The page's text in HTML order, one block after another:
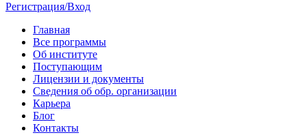
Регистрация/Вход
Главная
Все программы
Об институте
Поступающим
Лицензии и документы
Сведения об обр. организации
Карьера
Блог
Контакты